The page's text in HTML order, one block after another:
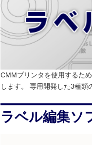
CMMプリンタを使用するた
します。 専用開発した3種
ラベル編集ソ